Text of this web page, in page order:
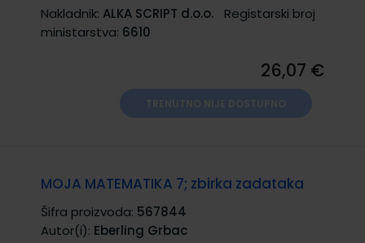
Nakladnik: ALKA SCRIPT d.o.o.
Registarski broj
ministarstva: 6610
26,07 €
MOJA MATEMATIKA 7; zbirka zadataka
Šifra proizvoda: 567844
Autor(i): Eberling Grbac